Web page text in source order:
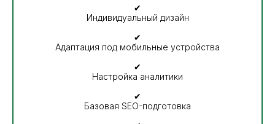
✔
Индивидуальный дизайн
✔
Адаптация под мобильные устройства
✔
Настройка аналитики
✔
Базовая SEO-подготовка